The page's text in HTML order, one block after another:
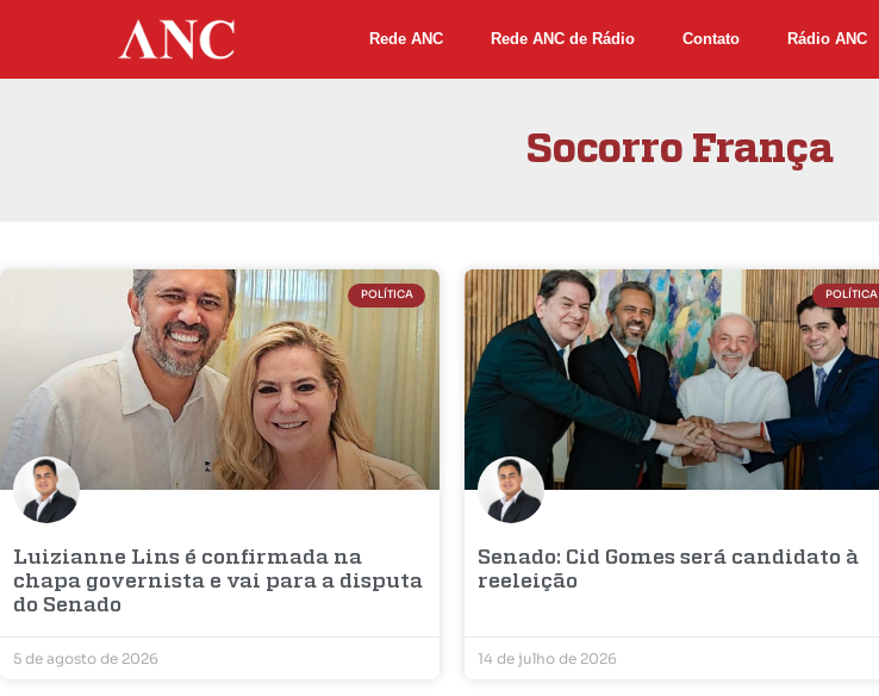
Rede ANC Rede ANC de Rádio Contato Rádio ANC
Socorro França
POLÍTICA
Luizianne Lins é confirmada na
chapa governista e vai para a disputa
do Senado
5 de agosto de 2026
POLÍTICA
Senado: Cid Gomes será candidato à
reeleição
14 de julho de 2026